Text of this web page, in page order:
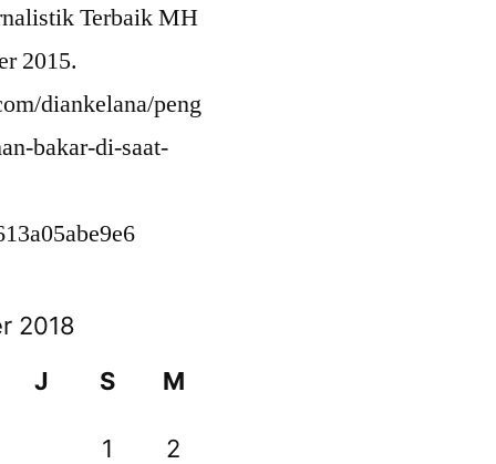
Terbaik MH
2015.
diankelana/peng
bakar-di-saat-
2018
J
S M
1 2